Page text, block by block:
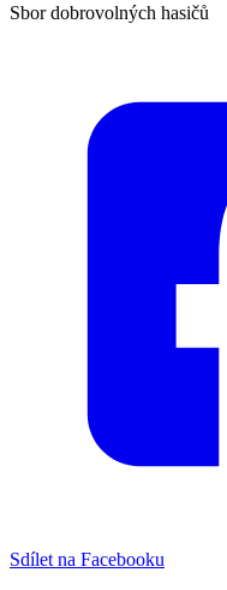
Sbor dobrovolných hasičů
Sdílet na Facebooku